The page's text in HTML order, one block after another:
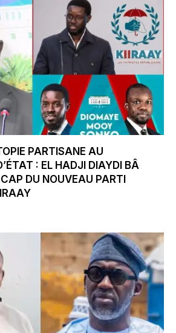
PARTISANE AU
: EL HADJI DIAYDI BÂ
DU NOUVEAU PARTI